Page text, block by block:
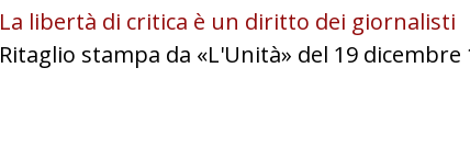
La libertà di critica è un diritto dei giornalisti
Ritaglio stampa da «L'Unità» del 19 dicembre